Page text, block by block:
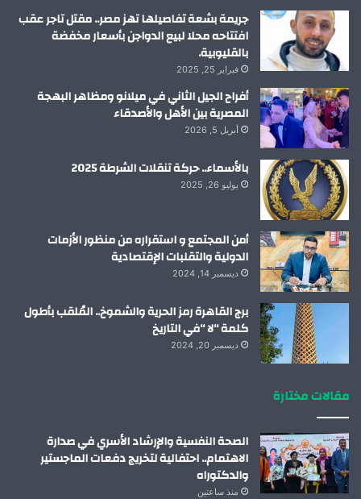
م
جريمة بشعة تفاصيلها تهز مصر.. مقتل تاجر عقب
افتتاحه محلا لبيع الدواجن بأسعار مخفضة
بالقليوبية.
فبراير 25, 2025
أفراح الجيل الثاني في ميلانو ومظاهر البهجة
المصرية بين الأهل والأصدقاء
أبريل 5, 2026
بالأسماء.. حركة تنقلات الشرطة 2025
يوليو 26, 2025
أمن المجتمع و استقراره من منظور الأزمات
الدولية والتقلبات الإقتصادية
ديسمبر 14, 2024
برج القاهرة رمز الحرية والشموخ.. المُلقب بأطول
كلمة “لا “في التاريخ
ديسمبر 20, 2024
مقالات مختارة
الصحة النفسية والإرشاد الأسري في صدارة
الاهتمام.. احتفالية لتخريج دفعات الماجستير
والدكتوراه
منذ ساعتين